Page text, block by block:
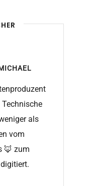
als
vom
🦊 zum